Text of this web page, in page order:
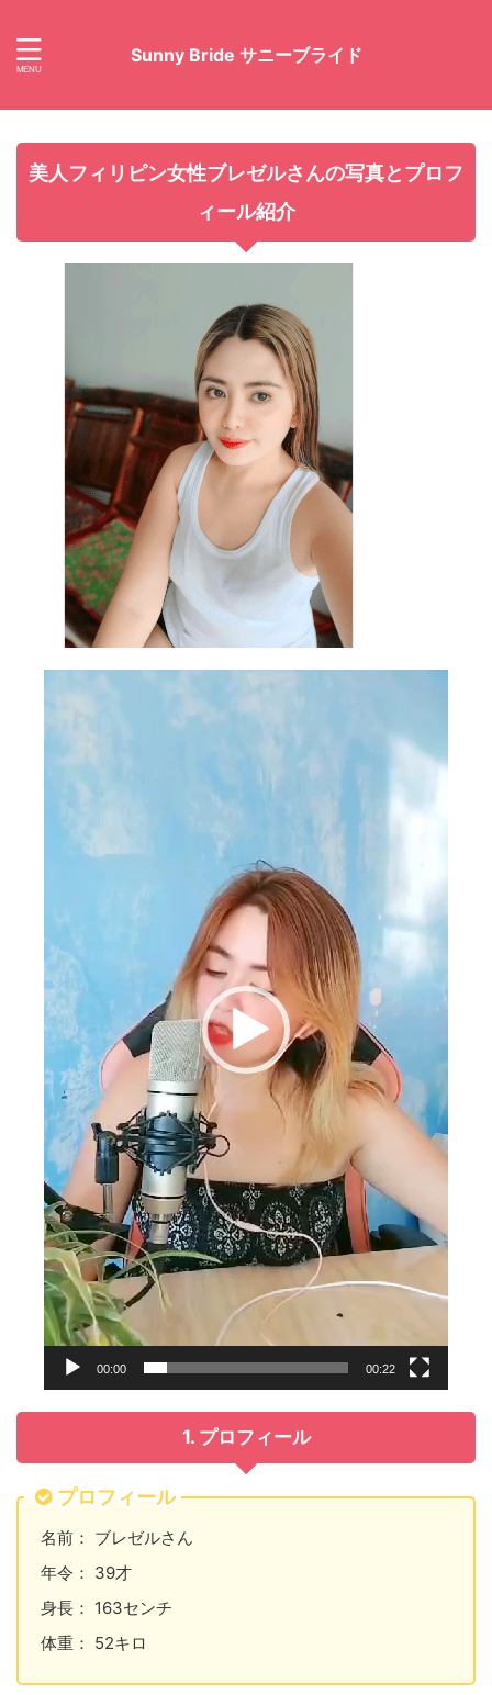
Sunny Bride サニーブライド
美人フィリピン女性ブレゼルさんの写真とプロフ
ィール紹介
00:00 00:22
1. プロフィール
プロフィール
名前： ブレゼルさん
年令： 39才
身長： 163センチ
体重： 52キロ